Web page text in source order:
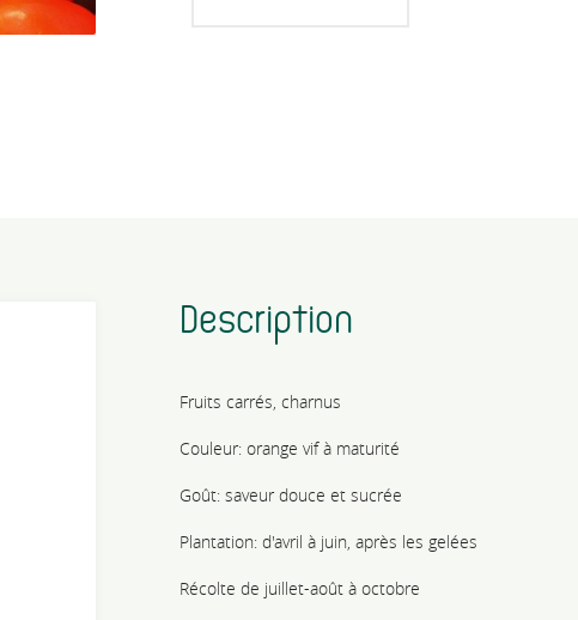
Description
Fruits carrés, charnus
Couleur: orange vif à maturité
Goût: saveur douce et sucrée
Plantation: d'avril à juin, après les gelées
Récolte de juillet-août à octobre